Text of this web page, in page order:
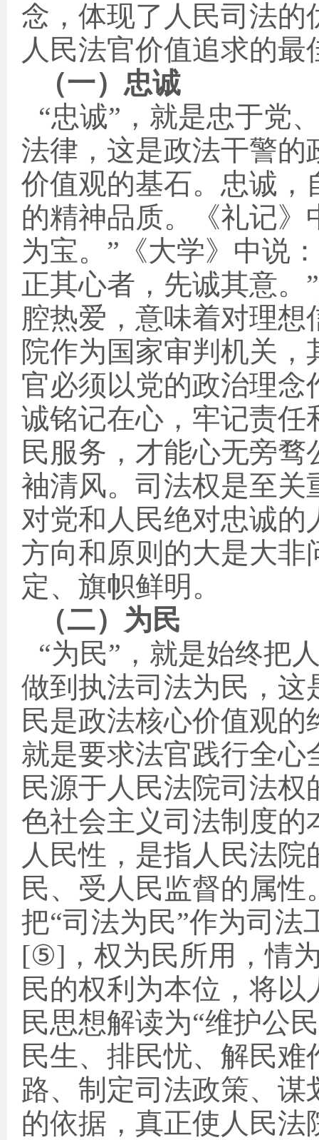
念，体现了人民司法
人民法官价值追求的最
（一）忠诚
“忠诚”，就是忠于党
法律，这是政法干警
价值观的基石。忠诚，
的精神品质。《礼记》
为宝。”《大学》中说
正其心者，先诚其意。
腔热爱，意味着对理想
院作为国家审判机关
官必须以党的政治理
诚铭记在心，牢记责任
民服务，才能心无旁
袖清风。司法权是至关
对党和人民绝对忠诚
方向和原则的大是大
定、旗帜鲜明。
（二）为民
“为民”，就是始终把
做到执法司法为民，这
民是政法核心价值观
就是要求法官践行全
民源于人民法院司法
色社会主义司法制度的
人民性，是指人民法
民、受人民监督的属
把“司法为民”作为司
[⑤] ，权为民所用，情
民的权利为本位，将
民思想解读为“维护公
民生、排民忧、解民
路、制定司法政策、
的依据，真正使人民